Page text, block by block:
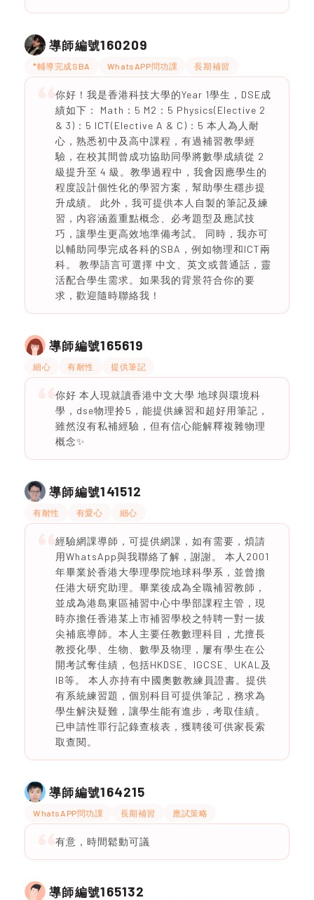
導師編號160209
*輔導完成SBA WhatsAPP問功課 長期補習
你好！我是香港科技大學的Year 1學生，DSE成
績如下： Math：5 M2：5 Physics(Elective 2
& 3)：5 ICT(Elective A & C)：5 本人為人耐
心，熟悉初中及高中課程，有過補習教學經
驗，在校其間曾成功協助同學將數學成績從 2
級提升至 4 級。教學過程中，我會因應學生的
程度設計個性化的學習方案，幫助學生穩步提
升成績。 此外，我可提供本人自製的筆記及練
習，內容涵蓋重點概念、必考題型及應試技
巧，讓學生更高效地準備考試。 同時，我亦可
以輔助同學完成各科的SBA，例如物理和ICT兩
科。 教學語言可選擇 中文、英文或普通話，靈
活配合學生需求。如果我的背景符合你的要
求，歡迎隨時聯絡我！
導師編號165619
細心 有耐性 提供筆記
你好 本人現就讀香港中文大學 地球與環境科
學，dse物理拎5，能提供練習和超好用筆記，
雖然沒有私補經驗，但有信心能解釋複雜物理
概念✨
導師編號141512
有耐性 有愛心 細心
經驗網課導師，可提供網課，如有需要，煩請
用WhatsApp與我聯絡了解，謝謝。 本人2001
年畢業於香港大學理學院地球科學系，並曾擔
任港大研究助理。畢業後成為全職補習教師，
並成為港島東區補習中心中學部課程主管，現
時亦擔任香港某上市補習學校之特聘一對一拔
尖補底導師。本人主要任教數理科目，尤擅長
教授化學、生物、數學及物理，屢有學生在公
開考試奪佳績，包括HKDSE、IGCSE、UKAL及
IB等。 本人亦持有中國奧數教練員證書。提供
有系統練習題，個別科目可提供筆記，務求為
學生解決疑難，讓學生能有進步，考取佳績。
已申請性罪行記錄查核表，獲聘後可供家長索
取查閱。
導師編號164215
WhatsAPP問功課 長期補習 應試策略
有意，時間鬆動可議
導師編號165132